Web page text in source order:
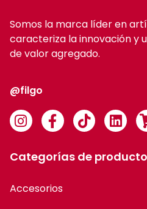
Somos la marca líder en
caracteriza la innovación y
de valor agregado.
@filgo
Categorías de
Accesorios